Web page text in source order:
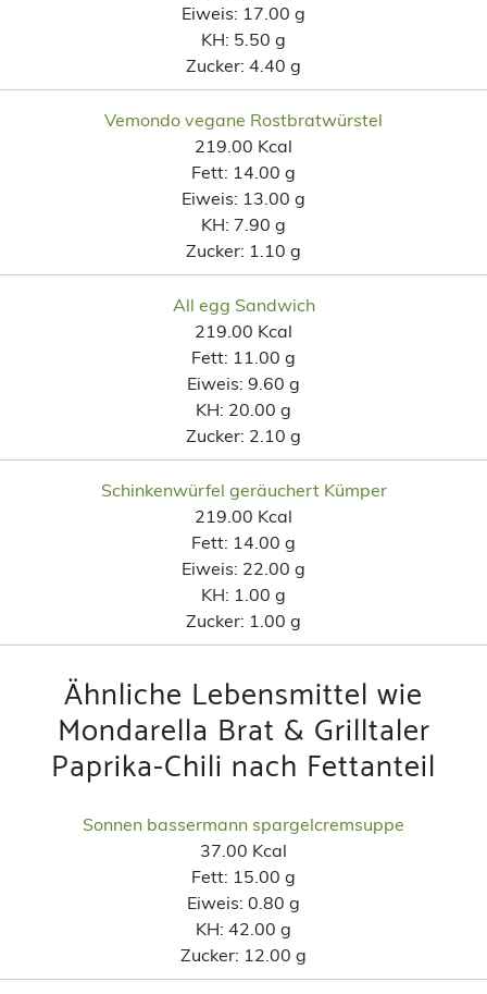
Eiweis: 17.00 g
KH: 5.50 g
Zucker: 4.40 g
Vemondo vegane Rostbratwürstel
219.00 Kcal
Fett: 14.00 g
Eiweis: 13.00 g
KH: 7.90 g
Zucker: 1.10 g
All egg Sandwich
219.00 Kcal
Fett: 11.00 g
Eiweis: 9.60 g
KH: 20.00 g
Zucker: 2.10 g
Schinkenwürfel geräuchert Kümper
219.00 Kcal
Fett: 14.00 g
Eiweis: 22.00 g
KH: 1.00 g
Zucker: 1.00 g
Ähnliche Lebensmittel wie
Mondarella Brat & Grilltaler
Paprika-Chili nach Fettanteil
Sonnen bassermann spargelcremsuppe
37.00 Kcal
Fett: 15.00 g
Eiweis: 0.80 g
KH: 42.00 g
Zucker: 12.00 g